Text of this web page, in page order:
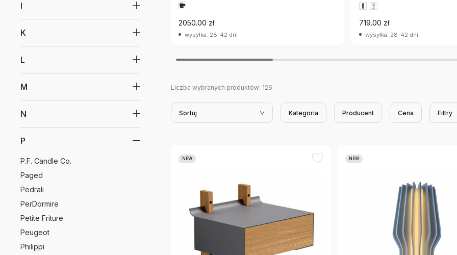
I
K
L
M
N
P
P.F. Candle Co.
Paged
Pedrali
PerDormire
Petite Friture
Peugeot
Philippi
2050.00 zł
wysyłka: 28-42 dni
719.00 zł
wysyłka: 28-42 dni
Liczba wybranych produktów: 126
Sortuj Kategoria Producent Cena Filtry
NEW NEW